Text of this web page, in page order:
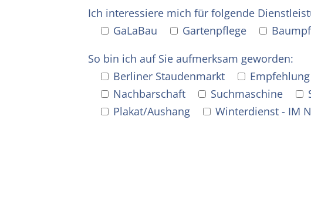
Ich interessiere mich für folgende
GaLaBau
Gartenpflege
So bin ich auf Sie aufmerksam geworden:
Berliner Staudenmarkt
Empfehlung
Nachbarschaft
Suchmaschine
Plakat/Aushang
Winterdienst - IM